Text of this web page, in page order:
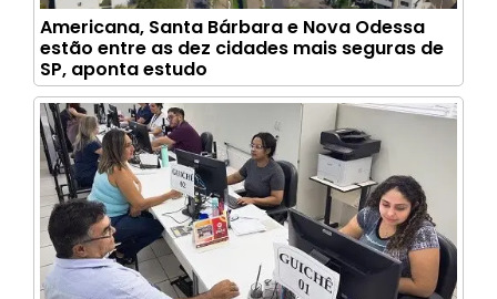
Americana, Santa Bárbara e Nova Odessa
estão entre as dez cidades mais seguras de
SP, aponta estudo